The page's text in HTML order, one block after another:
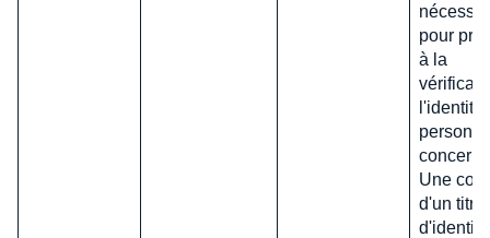
pour
à la
l'identité
Une
d'un titre